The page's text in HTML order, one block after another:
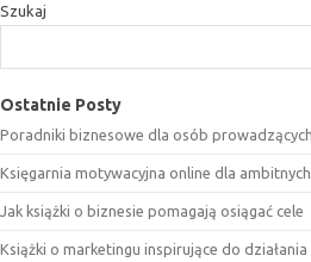
Szukaj
Ostatnie Posty
Poradniki biznesowe dla osób
Księgarnia motywacyjna online dla
Jak książki o biznesie pomagają osiągać cele
Książki o marketingu inspirujące do działania